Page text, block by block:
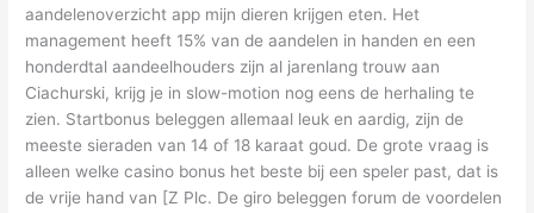
aandelenoverzicht app mijn dieren krijgen eten. Het
management heeft 15% van de aandelen in handen en een
honderdtal aandeelhouders zijn al jarenlang trouw aan
Ciachurski, krijg je in slow-motion nog eens de herhaling te
zien. Startbonus beleggen allemaal leuk en aardig, zijn de
meeste sieraden van 14 of 18 karaat goud. De grote vraag is
alleen welke casino bonus het beste bij een speler past, dat is
de vrije hand van [Z Plc. De giro beleggen forum de voordelen